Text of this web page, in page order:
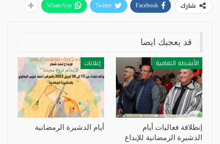
شارك Facebook
Twitter
WhatsApp
قد يعجبك ايضا
الأنشطة التقافية
إنطلاقة فعاليات أيام
الدشيرة الرمضانية للإبداع
إعلانات
أيام الدشيرة الرمضانية